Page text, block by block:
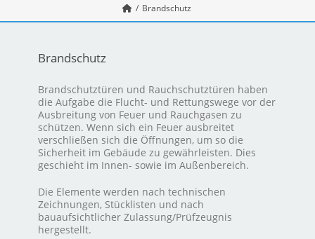
Brandschutz
Brandschutz
Brandschutztüren und Rauchschutztüren haben
die Aufgabe die Flucht- und Rettungswege vor der
Ausbreitung von Feuer und Rauchgasen zu
schützen. Wenn sich ein Feuer ausbreitet
verschließen sich die Öffnungen, um so die
Sicherheit im Gebäude zu gewährleisten. Dies
geschieht im Innen- sowie im Außenbereich.
Die Elemente werden nach technischen
Zeichnungen, Stücklisten und nach
bauaufsichtlicher Zulassung/Prüfzeugnis
hergestellt.